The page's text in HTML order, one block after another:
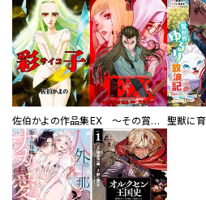
佐伯かよの作品集 EX ～その賞金稼ぎは、世界の出口を探す～【単行本版】